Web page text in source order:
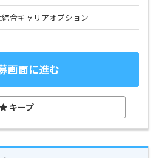
合キャリアオプション
画面に進む
キープ